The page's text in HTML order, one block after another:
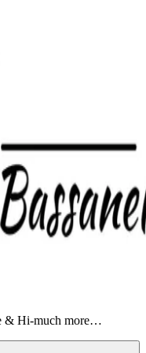
& Hi-much more…